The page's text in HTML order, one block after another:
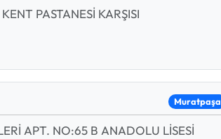
PASTANESİ KARŞISI
Muratpaşa
APT. NO:65 B ANADOLU LİSESİ